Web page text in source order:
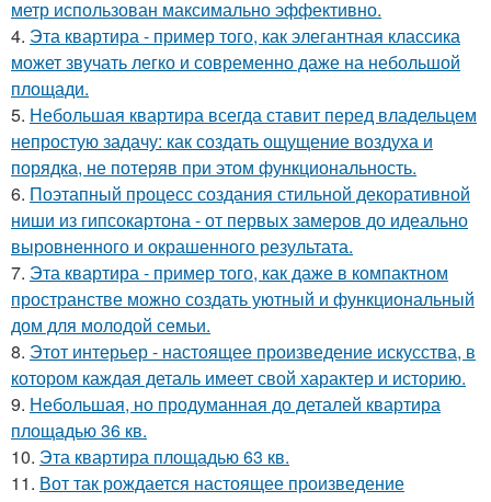
метр использован максимально эффективно.
4. Эта квартира - пример того, как элегантная классика
может звучать легко и современно даже на небольшой
площади.
5. Небольшая квартира всегда ставит перед владельцем
непростую задачу: как создать ощущение воздуха и
порядка, не потеряв при этом функциональность.
6. Поэтапный процесс создания стильной декоративной
ниши из гипсокартона - от первых замеров до идеально
выровненного и окрашенного результата.
7. Эта квартира - пример того, как даже в компактном
пространстве можно создать уютный и функциональный
дом для молодой семьи.
8. Этот интерьер - настоящее произведение искусства, в
котором каждая деталь имеет свой характер и историю.
9. Небольшая, но продуманная до деталей квартира
площадью 36 кв.
10. Эта квартира площадью 63 кв.
11. Вот так рождается настоящее произведение